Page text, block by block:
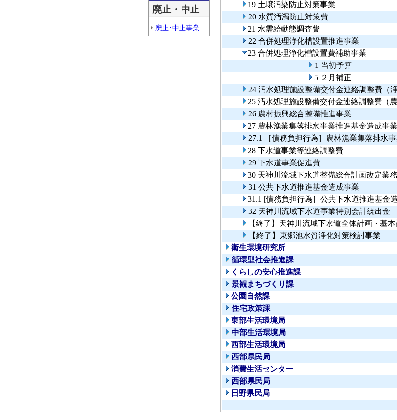
廃止・中止
廃止･中止事業
19 土壌汚染防止対策事業
20 水質汚濁防止対策費
21 水需給動態調査費
22 合併処理浄化槽設置推進事業
23 合併処理浄化槽設置費補助事業
1 当初予算
5 ２月補正
24 汚水処理施設整備交付金連絡調整費（浄
25 汚水処理施設整備交付金連絡調整費（
26 農村振興総合整備推進事業
27 農林漁業集落排水事業推進基金造成事業
27.1 ［債務負担行為］農林漁業集落排水
28 下水道事業等連絡調整費
29 下水道事業促進費
30 天神川流域下水道整備総合計画改定業務
31 公共下水道推進基金造成事業
31.1 [債務負担行為］公共下水道推進基金
32 天神川流域下水道事業特別会計繰出金
【終了】天神川流域下水道全体計画・基
【終了】東郷池水質浄化対策検討事業
衛生環境研究所
循環型社会推進課
くらしの安心推進課
景観まちづくり課
公園自然課
住宅政策課
東部生活環境局
中部生活環境局
西部生活環境局
西部県民局
消費生活センター
西部県民局
日野県民局